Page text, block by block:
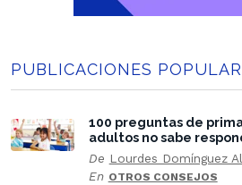
PUBLICACIONES
100 preguntas de
adultos no sabe
De Lourdes Domínguez
En OTROS CONSEJOS